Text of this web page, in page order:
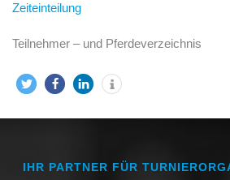
Zeiteinteilung
Teilnehmer – und Pferdeverzeichnis
IHR PARTNER FÜR